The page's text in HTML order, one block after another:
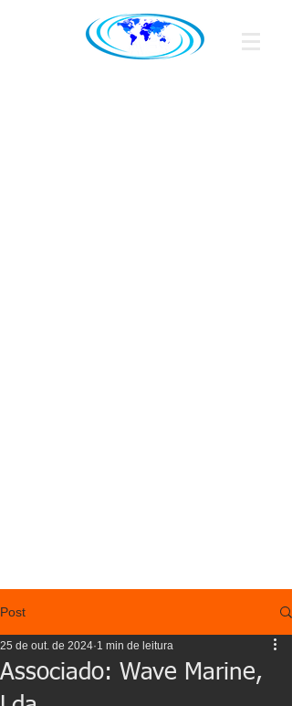
Post
Associado: Wave Marine,
25 de out. de 2024 1 min de leitura